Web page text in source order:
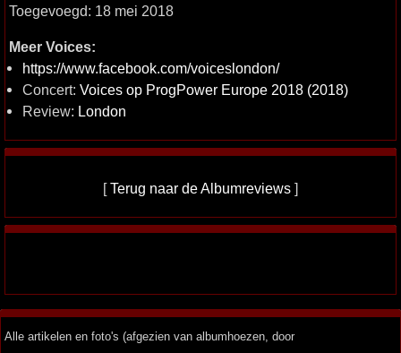
Toegevoegd: 18 mei 2018
Meer Voices:
https://www.facebook.com/voiceslondon/
Concert: Voices op ProgPower Europe 2018 (2018)
Review: London
[Terug naar de Albumreviews ]
Alle artikelen en foto's (afgezien van albumhoezen, door